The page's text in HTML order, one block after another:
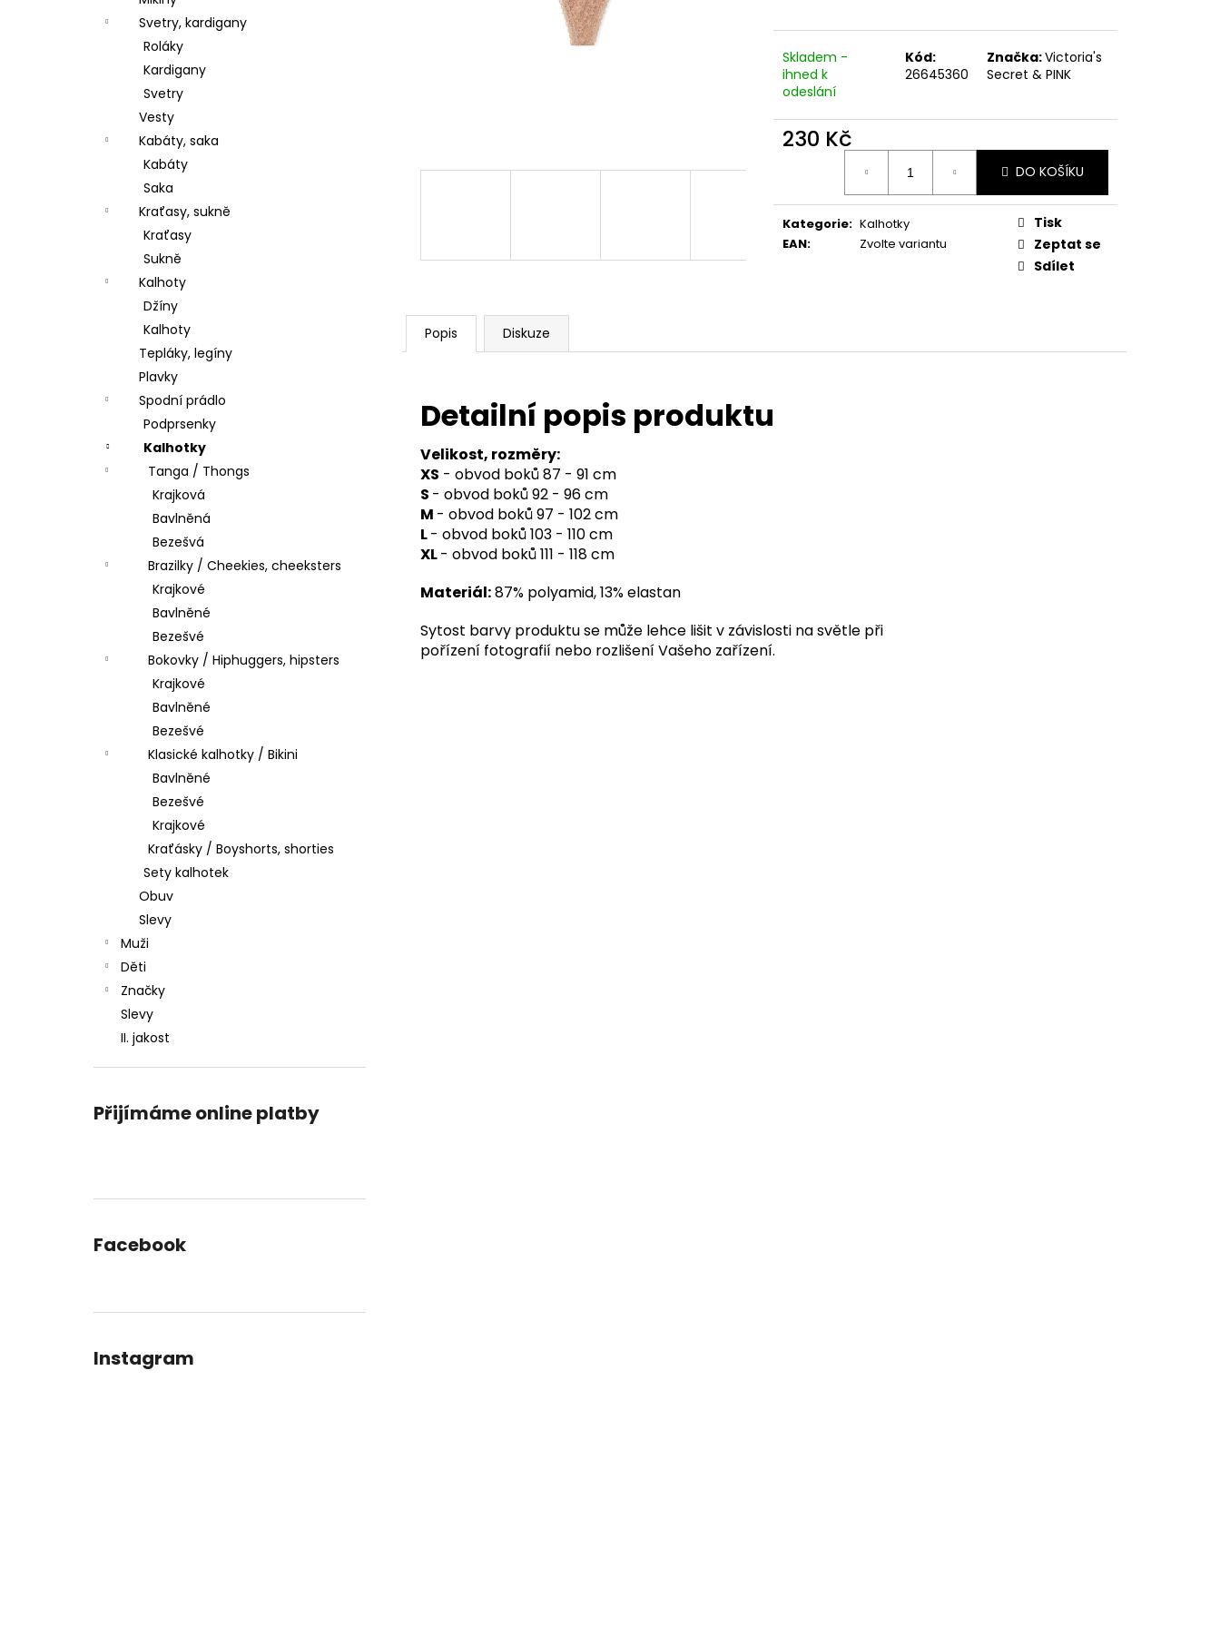
Svetry, kardigany
Roláky
Kardigany
Svetry
Vesty
Kabáty, saka
Kabáty
Saka
Kraťasy, sukně
Kraťasy
Sukně
Kalhoty
Džíny
Kalhoty
Tepláky, legíny
Plavky
Spodní prádlo
Podprsenky
Kalhotky
Tanga / Thongs
Krajková
Bavlněná
Bezešvá
Brazilky / Cheekies, cheeksters
Krajkové
Bavlněné
Bezešvé
Bokovky / Hiphuggers, hipsters
Krajkové
Bavlněné
Bezešvé
Klasické kalhotky / Bikini
Bavlněné
Bezešvé
Krajkové
Kraťásky / Boyshorts, shorties
Sety kalhotek
Obuv
Slevy
Muži
Děti
Značky
Slevy
II. jakost
Přijímáme online platby
Facebook
Instagram
Skladem -
ihned k
odeslání
Kód:
26645360
Značka:Victoria's
Secret & PINK
230 Kč
DO KOŠÍKU
Kategorie: Kalhotky
EAN: Zvolte variantu
Tisk
Zeptat se
Sdílet
Popis Diskuze
Detailní popis produktu
Velikost, rozměry:
XS - obvod boků 87 - 91 cm
S - obvod boků 92 - 96 cm
M - obvod boků 97 - 102 cm
L- obvod boků 103 - 110 cm
XL- obvod boků 111 - 118 cm
Materiál:87% polyamid, 13% elastan
Sytost barvy produktu se může lehce lišit v závislosti na světle při
pořízení fotografií nebo rozlišení Vašeho zařízení.